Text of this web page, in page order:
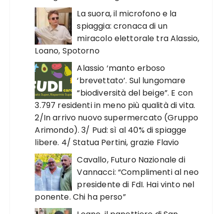
La suora, il microfono e la
spiaggia: cronaca di un
miracolo elettorale tra Alassio,
Loano, Spotorno
Alassio ‘manto erboso
‘brevettato’. Sul lungomare
“biodiversità del beige”. E con
3.797 residenti in meno più qualità di vita.
2/In arrivo nuovo supermercato (Gruppo
Arimondo). 3/ Pud: sì al 40% di spiagge
libere. 4/ Statua Pertini, grazie Flavio
Cavallo, Futuro Nazionale di
Vannacci: “Complimenti al neo
presidente di FdI. Hai vinto nel
ponente. Chi ha perso”